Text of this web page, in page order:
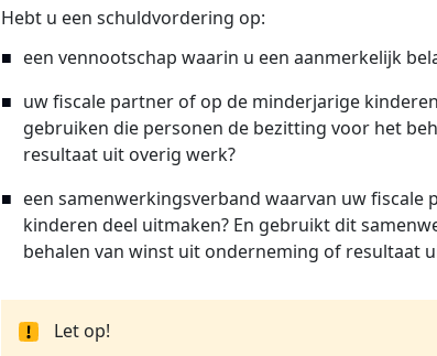
Hebt u een schuldvordering op:
een vennootschap waarin u een aanmerkelijk
uw fiscale partner of op de minderjarige
gebruiken die personen de bezitting voor het
resultaat uit overig werk?
een samenwerkingsverband waarvan uw
kinderen deel uitmaken? En gebruikt dit
behalen van winst uit onderneming of resultaat
Let op!